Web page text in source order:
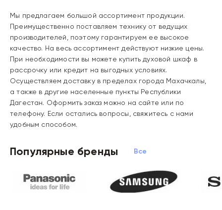
Мы предлагаем большой ассортимент продукции.
Преимущественно поставляем технику от ведущих
производителей, поэтому гарантируем ее высокое
качество. На весь ассортимент действуют низкие цены.
При необходимости вы можете купить духовой шкаф в
рассрочку или кредит на выгодных условиях.
Осуществляем доставку в пределах города Махачкалы,
а также в другие населенные пункты Республики
Дагестан. Оформить заказ можно на сайте или по
телефону. Если остались вопросы, свяжитесь с нами
удобным способом.
Популярные бренды Все бренды